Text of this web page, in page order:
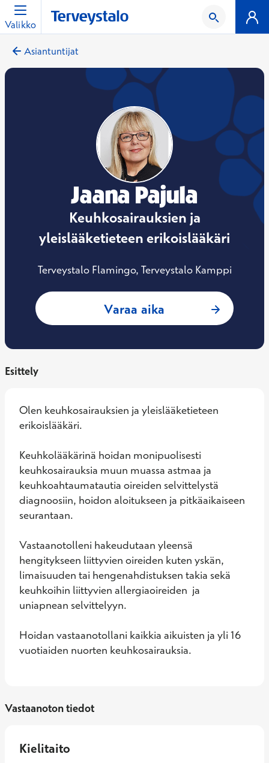
Valikko
Asiantuntijat
Jaana Pajula
Keuhkosairauksien ja
yleislääketieteen erikoislääkäri
Terveystalo Flamingo, Terveystalo Kamppi
Varaa aika : Jaana Pajula,
Esittely
Olen keuhkosairauksien ja yleislääketieteen
erikoislääkäri.
Keuhkolääkärinä hoidan monipuolisesti
keuhkosairauksia muun muassa astmaa ja
keuhkoahtaumatautia oireiden selvittelystä
diagnoosiin, hoidon aloitukseen ja pitkäaikaiseen
seurantaan.
Vastaanotolleni hakeudutaan yleensä
hengitykseen liittyvien oireiden kuten yskän,
limaisuuden tai hengenahdistuksen takia sekä
keuhkoihin liittyvien allergiaoireiden  ja
uniapnean selvittelyyn.
Hoidan vastaanotollani kaikkia aikuisten ja yli 16
vuotiaiden nuorten keuhkosairauksia.
Vastaanoton tiedot
Kielitaito